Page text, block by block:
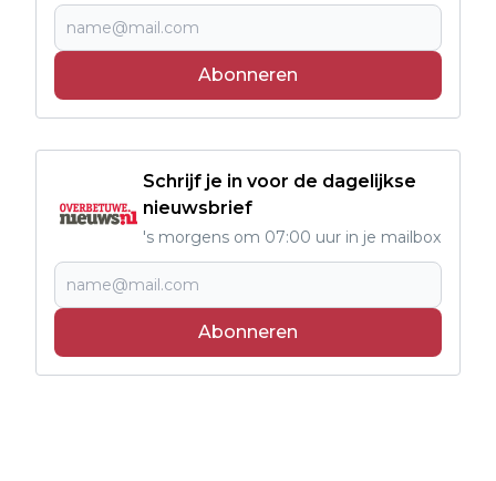
Abonneren
Schrijf je in voor de dagelijkse
nieuwsbrief
's morgens om 07:00 uur in je mailbox
Abonneren